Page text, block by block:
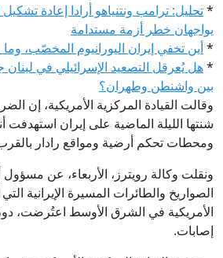
*تحليل: ترامب ونتنياهو أرادا إعادة
يواجهان خطر أزمة مستدامة
*أين تخفي إيران اليورانيوم المخصّب،
*هل يُعرقل التصعيد الإسرائيلي في لبنان
بين واشنطن وطهران؟
وقالت القيادة المركزية الأمريكية، إن
شنتها الليلة الماضية على إيران استهدفت
ومحطات تحكم أرضية ومواقع رادار
ونقلت وكالة رويترز، الأربعاء، عن
الصواريخ والطائرات المسيرة الإيرانية
الأمريكية في الشرق الأوسط اعتُرضت،
إصابات.